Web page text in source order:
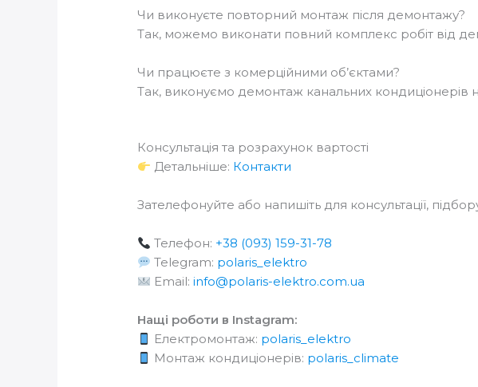
Чи виконуєте повторний монтаж після демонтажу?
Так, можемо виконати повний комплекс робіт від
Чи працюєте з комерційними об’єктами?
Так, виконуємо демонтаж канальних кондиціонерів
Консультація та розрахунок вартості
Детальніше: Контакти
Зателефонуйте або напишіть для консультації,
Телефон: +38 (093) 159-31-78
Telegram: polaris_elektro
Email:info@polaris-elektro.com.ua
Нащі роботи в Instagram:
Електромонтаж: polaris_elektro
Монтаж кондиціонерів: polaris_climate